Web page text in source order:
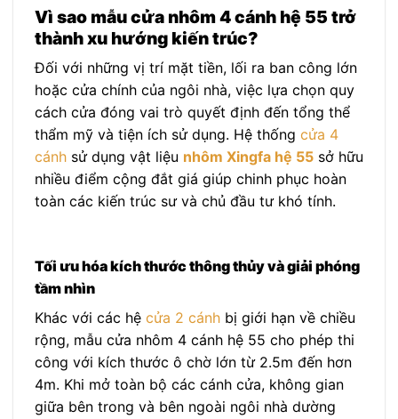
Vì sao mẫu cửa nhôm 4 cánh hệ 55 trở
thành xu hướng kiến trúc?
Đối với những vị trí mặt tiền, lối ra ban công lớn
hoặc cửa chính của ngôi nhà, việc lựa chọn quy
cách cửa đóng vai trò quyết định đến tổng thể
thẩm mỹ và tiện ích sử dụng. Hệ thống cửa 4
cánh sử dụng vật liệu nhôm Xingfa hệ 55 sở hữu
nhiều điểm cộng đắt giá giúp chinh phục hoàn
toàn các kiến trúc sư và chủ đầu tư khó tính.
Tối ưu hóa kích thước thông thủy và giải phóng
tầm nhìn
Khác với các hệ cửa 2 cánh bị giới hạn về chiều
rộng, mẫu cửa nhôm 4 cánh hệ 55 cho phép thi
công với kích thước ô chờ lớn từ 2.5m đến hơn
4m. Khi mở toàn bộ các cánh cửa, không gian
giữa bên trong và bên ngoài ngôi nhà dường